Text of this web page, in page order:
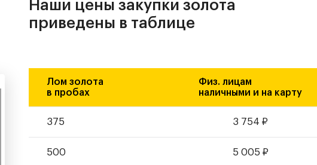
Наши цены закупки золота
приведены в таблице
Лом золота
в пробах
Физ. лицам
наличными и на карту
375 3 754 ₽
500 5 005 ₽